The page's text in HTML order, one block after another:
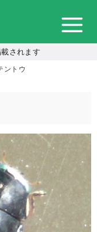
されます
ントウ